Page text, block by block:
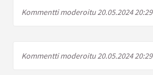
Kommentti moderoitu 20.05.2024 20:29
Kommentti moderoitu 20.05.2024 20:29